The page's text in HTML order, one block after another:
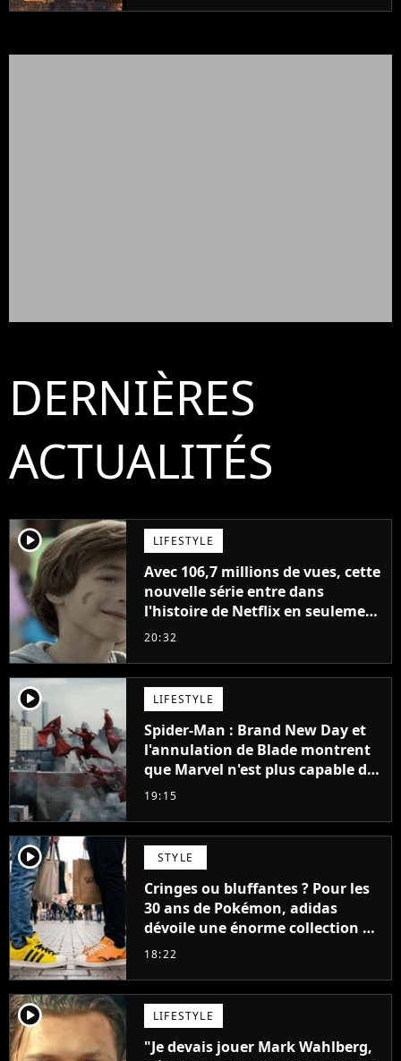
DERNIÈRES
ACTUALITÉS
player2 LIFESTYLE
Avec 106,7 millions de vues, cette
nouvelle série entre dans
l'histoire de Netflix en seulement
48 jours
20:32
player2 LIFESTYLE
Spider-Man : Brand New Day et
l'annulation de Blade montrent
que Marvel n'est plus capable de
faire quoi que ce soit de simple
19:15
player2 STYLE
Cringes ou bluffantes ? Pour les
30 ans de Pokémon, adidas
dévoile une énorme collection de
sneakers et je ne sais pas quoi en
18:22
player2 LIFESTYLE
"Je devais jouer Mark Wahlberg,